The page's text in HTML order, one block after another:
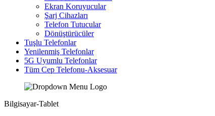
Ekran Koruyucular
Şarj Cihazları
Telefon Tutucular
Dönüştürücüler
Tuşlu Telefonlar
Yenilenmiş Telefonlar
5G Uyumlu Telefonlar
Tüm Cep Telefonu-Aksesuar
Bilgisayar-Tablet